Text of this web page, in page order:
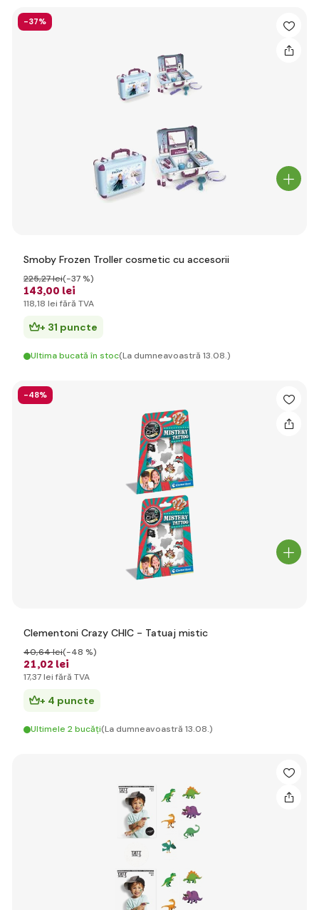
-37%
Smoby Frozen Troller cosmetic cu accesorii
143,00 lei
225,27 lei(-37 %)
118,18 lei fără TVA
+ 31 puncte
Ultima bucată în stoc(La dumneavoastră 13.08.)
-48%
Clementoni Crazy CHIC - Tatuaj mistic
21,02 lei
40,64 lei(-48 %)
17,37 lei fără TVA
+ 4 puncte
Ultimele 2 bucăți(La dumneavoastră 13.08.)